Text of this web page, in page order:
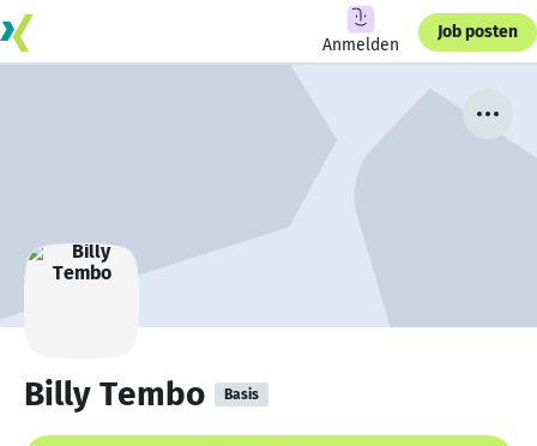
Anmelden
Job posten
Billy Tembo Basis